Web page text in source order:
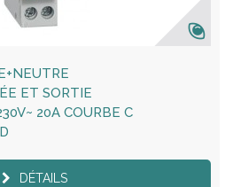
ET SORTIE
20A COURBE C
DÉTAILS